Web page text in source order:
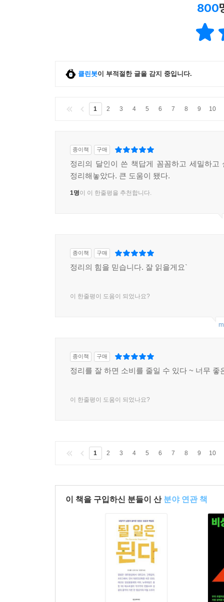
800
클린봇이 부적절한 글을 감지 중입니다.
1 2 3 4 5 6 7 8 9 10
종이책 구매
정리의 달인이 쓴 책답게 꼼꼼하고 세밀하고
정리해놓았다. 큰 도움이 됐다.
1명이 이 한줄평을 추천합니다.
종이책 구매
정리의 힘을 믿습니다. 잘 읽을게요`
이 한줄평이 도움이 되었나요?
종이책 구매
정리를 잘 하면 소비를 줄일 수 있다 ~ 너무 좋
이 한줄평이 도움이 되었나요?
1 2 3 4 5 6 7 8 9 10
이 책을 구입하신 분들이 산 분야 연관 책